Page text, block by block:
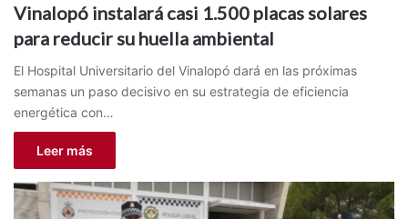
Vinalopó instalará casi 1.500 placas solares
para reducir su huella ambiental
El Hospital Universitario del Vinalopó dará en las próximas
semanas un paso decisivo en su estrategia de eficiencia
energética con…
Leer más